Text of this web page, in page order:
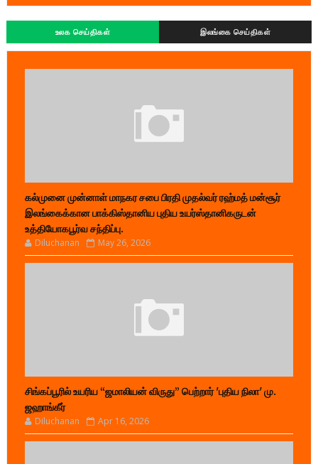
உலக செய்திகள் இலங்கை செய்திகள்
கல்முனை முன்னாள் மாநகர சபை பிரதி முதல்வர் ரஹ்மத் மன்சூர்
இலங்கைக்கான பாக்கிஸ்தானிய புதிய உயர்ஸ்தானிகருடன்
உத்தியோகபூர்வ சந்திப்பு.
Diluchanan May 26, 2026
சிங்கப்பூரில் உயரிய “ஜமாலியன் விருது” பெற்றார் 'புதிய நிலா' மு.
ஜஹாங்கீர்
Diluchanan Apr 16, 2026